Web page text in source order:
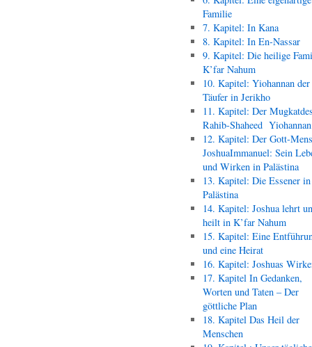
Familie
7. Kapitel: In Kana
8. Kapitel: In En-Nassar
9. Kapitel: Die heilige
K’far Nahum
10. Kapitel: Yiohannan der
Täufer in Jerikho
11. Kapitel: Der
Rahib-Shaheed
12. Kapitel: Der Gott-
JoshuaImmanuel: Sein
und Wirken in Palästina
13. Kapitel: Die Essener in
Palästina
14. Kapitel: Joshua lehrt
heilt in K’far Nahum
15. Kapitel: Eine
und eine Heirat
16. Kapitel: Joshuas
17. Kapitel In Gedanken,
Worten und Taten – Der
göttliche Plan
18. Kapitel Das Heil der
Menschen